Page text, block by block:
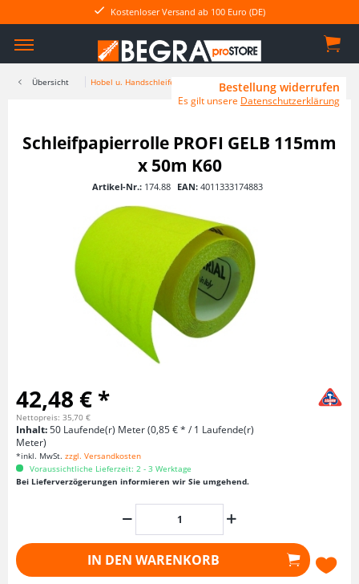
Kostenloser Versand ab 100 Euro (DE)
Übersicht Hobel u. Handschleifer
Schleifpapierrolle PROFI GELB 115mm
x 50m K60
Artikel-Nr.: 174.88 EAN: 4011333174883
42,48 € *
Nettopreis: 35,70 €
Inhalt:50 Laufende(r) Meter (0,85 € * / 1 Laufende(r)
Meter)
*inkl. MwSt. zzgl. Versandkosten
Voraussichtliche Lieferzeit: 2 - 3 Werktage
Bei Lieferverzögerungen informieren wir Sie umgehend.
IN DEN WARENKORB
Bestellung widerrufen
Es gilt unsere Datenschutzerklärung